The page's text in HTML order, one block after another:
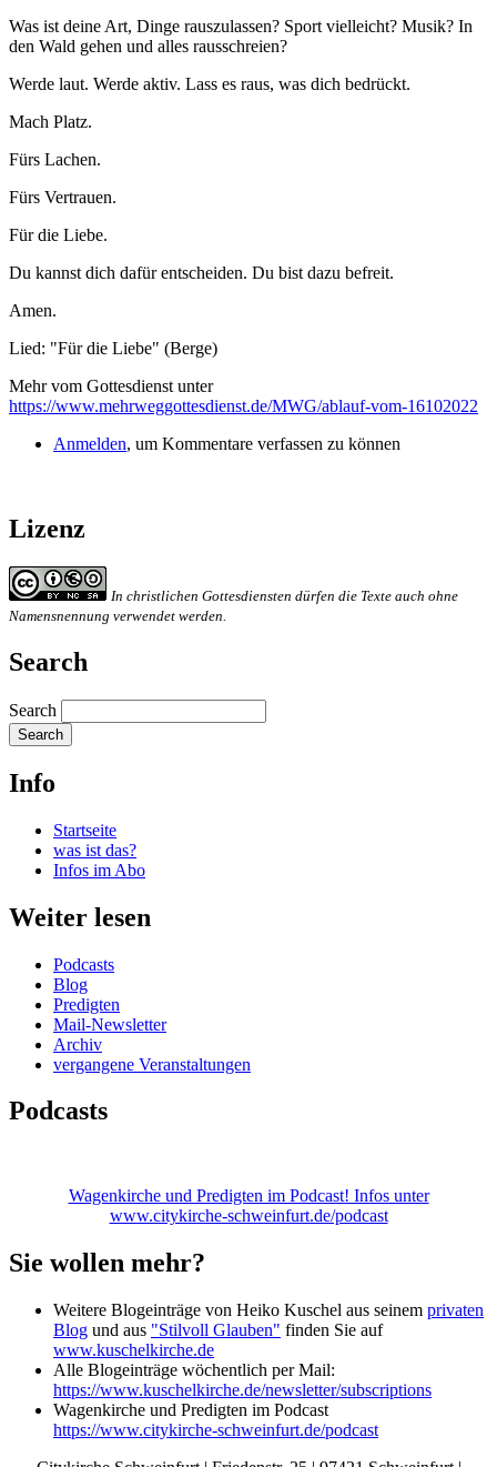
Was ist deine Art, Dinge rauszulassen? Sport vielleicht? Musik? In
den Wald gehen und alles rausschreien?
Werde laut. Werde aktiv. Lass es raus, was dich bedrückt.
Mach Platz.
Fürs Lachen.
Fürs Vertrauen.
Für die Liebe.
Du kannst dich dafür entscheiden. Du bist dazu befreit.
Amen.
Lied: "Für die Liebe" (Berge)
Mehr vom Gottesdienst unter
https://www.mehrweggottesdienst.de/MWG/ablauf-vom-16102022
Anmelden, um Kommentare verfassen zu können
Lizenz
In christlichen Gottesdiensten dürfen die Texte auch ohne
Namensnennung verwendet werden.
Search
Search
Info
Startseite
was ist das?
Infos im Abo
Weiter lesen
Podcasts
Blog
Predigten
Mail-Newsletter
Archiv
vergangene Veranstaltungen
Podcasts
Wagenkirche und Predigten im Podcast! Infos unter
www.citykirche-schweinfurt.de/podcast
Sie wollen mehr?
Weitere Blogeinträge von Heiko Kuschel aus seinem privaten
Blog und aus "Stilvoll Glauben" finden Sie auf
www.kuschelkirche.de
Alle Blogeinträge wöchentlich per Mail:
https://www.kuschelkirche.de/newsletter/subscriptions
Wagenkirche und Predigten im Podcast
https://www.citykirche-schweinfurt.de/podcast